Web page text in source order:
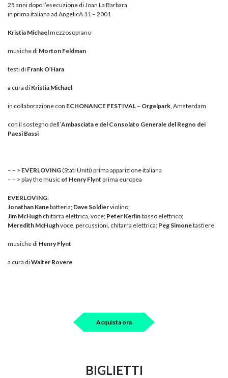
25 anni dopo l’esecuzione di Joan La Barbara
in prima italiana ad AngelicA 11 – 2001
Kristia Michaelmezzosoprano
musiche di Morton Feldman
testi di Frank O’Hara
a cura di Kristia Michael
in collaborazione con ECHONANCE FESTIVAL – Orgelpark , Amsterdam
con il sostegno dell’Ambasciata e del Consolato Generale del Regno dei
Paesi Bassi
– – > EVERLOVING(Stati Uniti) prima apparizione italiana
– – > play the music of Henry Flynt prima europea
EVERLOVING:
Jonathan Kanebatteria; Dave Soldierviolino;
Jim McHugh chitarra elettrica, voce; Peter Kerlinbasso elettrico;
Meredith McHughvoce, percussioni, chitarra elettrica; Peg Simonetastiere
musiche di Henry Flynt
a cura diWalter Rovere
Acquista ora
BIGLIETTI